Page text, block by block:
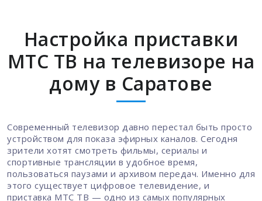
Настройка приставки
МТС ТВ на телевизоре на
дому в Саратове
Современный телевизор давно перестал быть просто
устройством для показа эфирных каналов. Сегодня
зрители хотят смотреть фильмы, сериалы и
спортивные трансляции в удобное время,
пользоваться паузами и архивом передач. Именно для
этого существует цифровое телевидение, и
приставка МТС ТВ — одно из самых популярных